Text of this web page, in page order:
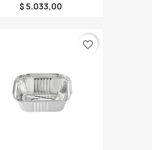
$ 5.033,00
favorite_border